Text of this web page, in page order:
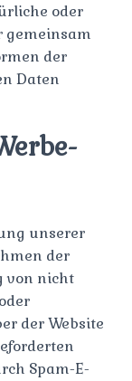
oder
gemeinsam
der
Daten
unserer
der
von nicht
der Website
Spam-E-